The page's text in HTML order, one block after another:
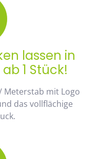
lassen in
1 Stück!
Meterstab mit Logo
das vollflächige